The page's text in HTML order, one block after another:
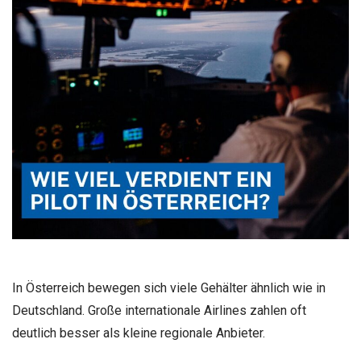
In Österreich bewegen sich viele Gehälter ähnlich wie in
Deutschland. Große internationale Airlines zahlen oft
deutlich besser als kleine regionale Anbieter.